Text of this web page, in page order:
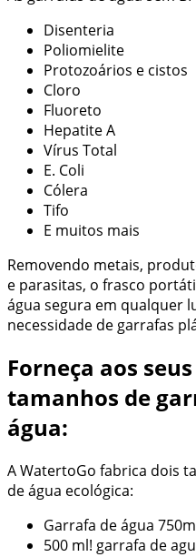
Disenteria
Poliomielite
Protozoários e cistos
Cloro
Fluoreto
Hepatite A
Vírus Total
E. Coli
Cólera
Tifo
E muitos mais
Removendo metais,
e parasitas, o frasco
água segura em qualquer
necessidade de garrafas
Forneça aos
tamanhos de
água:
A WatertoGo fabrica dois
de água ecológica:
Garrafa de água
500 ml! garrafa de